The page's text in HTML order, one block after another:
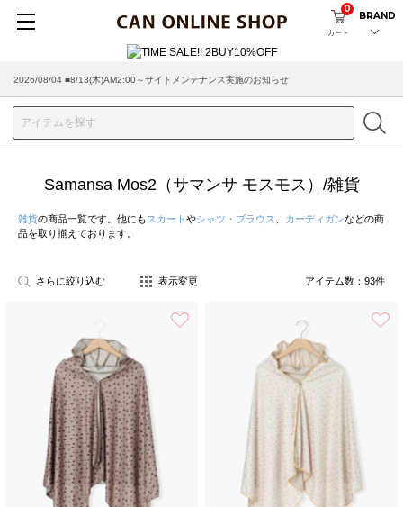
カート
0
BRAND
2026/07/29 ■【お知らせ】ヤマト運輸の配送遅延・停止について
Samansa Mos2（サマンサ モスモス）/雑貨
雑貨の商品一覧です。他にも スカート やシャツ・ブラウス カーディガンなどの商
品を取り揃えております。
さらに絞り込む 表示変更 アイテム数： 93件